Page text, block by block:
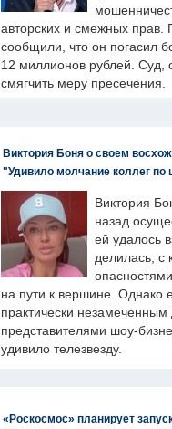
авторских и смежных прав.
сообщили, что он погасил
12 миллионов рублей. Суд,
смягчить меру пресечения.
Виктория Боня о своем
"Удивило молчание коллег по
Виктория
назад
ей удалось
делилась, с
на пути к вершине. Однако
практически незамеченным
представителями шоу-
удивило телезвезду.
«Роскосмос» планирует